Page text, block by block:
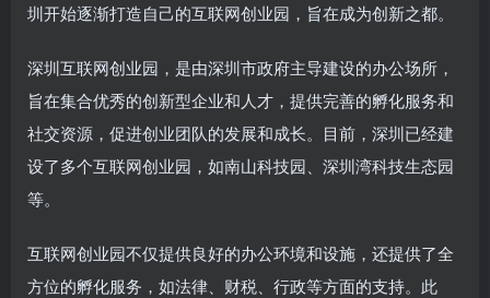
圳开始逐渐打造自己的互联网创业园，旨在成为创新之都。
深圳互联网创业园，是由深圳市政府主导建设的办公场所，
旨在集合优秀的创新型企业和人才，提供完善的孵化服务和
社交资源，促进创业团队的发展和成长。目前，深圳已经建
设了多个互联网创业园，如南山科技园、深圳湾科技生态园
等。
互联网创业园不仅提供良好的办公环境和设施，还提供了全
方位的孵化服务，如法律、财税、行政等方面的支持。此